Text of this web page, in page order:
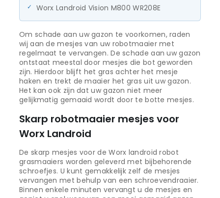
Worx Landroid Vision M800 WR208E
Om schade aan uw gazon te voorkomen, raden
wij aan de mesjes van uw robotmaaier met
regelmaat te vervangen. De schade aan uw gazon
ontstaat meestal door mesjes die bot geworden
zijn. Hierdoor blijft het gras achter het mesje
haken en trekt de maaier het gras uit uw gazon.
Het kan ook zijn dat uw gazon niet meer
gelijkmatig gemaaid wordt door te botte mesjes.
Skarp robotmaaier mesjes voor
Worx Landroid
De skarp mesjes voor de Worx landroid robot
grasmaaiers worden geleverd met bijbehorende
schroefjes. U kunt gemakkelijk zelf de mesjes
vervangen met behulp van een schroevendraaier.
Binnen enkele minuten vervangt u de mesjes en